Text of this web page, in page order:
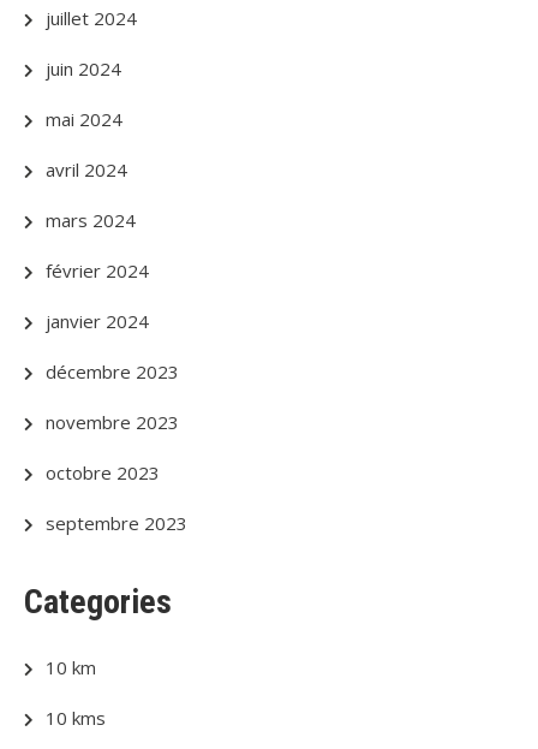
juillet 2024
juin 2024
mai 2024
avril 2024
mars 2024
février 2024
janvier 2024
décembre 2023
novembre 2023
octobre 2023
septembre 2023
Categories
10 km
10 kms